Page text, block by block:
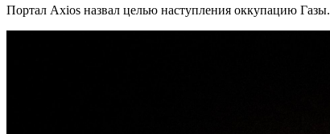
Портал Axios назвал целью наступления оккупацию Газы.